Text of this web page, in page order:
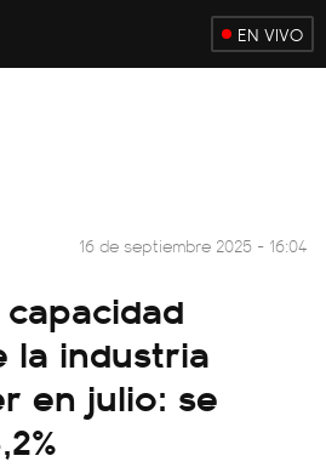
EN VIVO
16 de septiembre 2025 - 16:04
la industria
en julio: se